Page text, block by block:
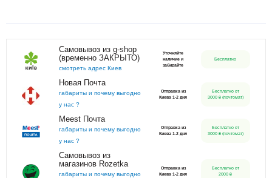
Самовывоз из g-shop
(временно ЗАКРЫТО)
смотреть адрес Киев
Уточняйте
наличие и
забирайте
Бесплатно
Новая Почта
габариты и почему выгодно
у нас ?
Отправка из
Киева 1-2 дня
Бесплатно от
3000 ₴ (почтомат)
Meest Почта
габариты и почему выгодно
у нас ?
Отправка из
Киева 1-2 дня
Бесплатно от
3000 ₴ (почтомат)
Самовывоз из
магазинов Rozetka
габариты и почему выгодно
Отправка из
Киева 1-2 дня
Бесплатно от
2000 ₴